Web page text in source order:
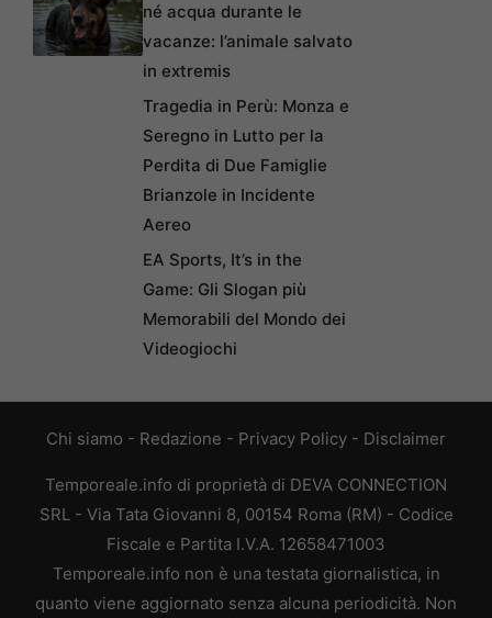
né acqua durante le
vacanze: l’animale salvato
in extremis
Tragedia in Perù: Monza e
Seregno in Lutto per la
Perdita di Due Famiglie
Brianzole in Incidente
Aereo
EA Sports, It’s in the
Game: Gli Slogan più
Memorabili del Mondo dei
Videogiochi
Chi siamo - Redazione - Privacy Policy - Disclaimer
Temporeale.info di proprietà di DEVA CONNECTION
SRL - Via Tata Giovanni 8, 00154 Roma (RM) - Codice
Fiscale e Partita I.V.A. 12658471003
Temporeale.info non è una testata giornalistica, in
quanto viene aggiornato senza alcuna periodicità. Non